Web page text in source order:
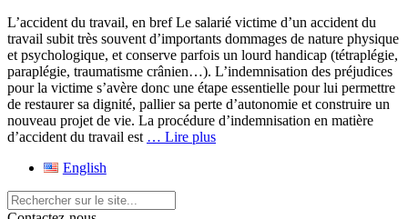
L’accident du travail, en bref Le salarié victime d’un accident du
travail subit très souvent d’importants dommages de nature physique
et psychologique, et conserve parfois un lourd handicap (tétraplégie,
paraplégie, traumatisme crânien…). L’indemnisation des préjudices
pour la victime s’avère donc une étape essentielle pour lui permettre
de restaurer sa dignité, pallier sa perte d’autonomie et construire un
nouveau projet de vie. La procédure d’indemnisation en matière
d’accident du travail est … Lire plus
English